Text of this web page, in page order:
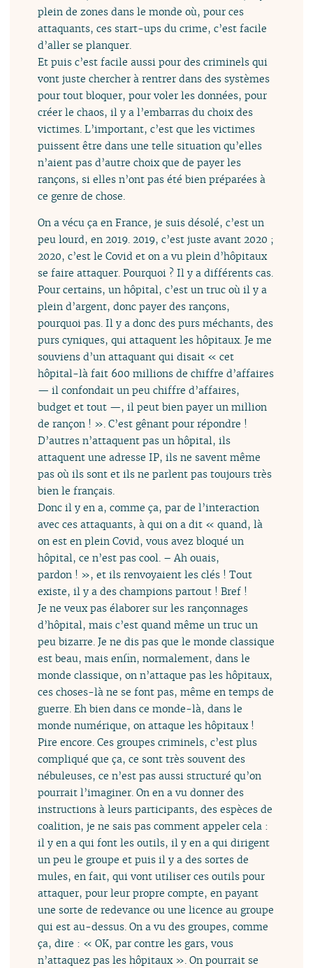
plein de zones dans le monde où, pour ces
attaquants, ces start-ups du crime, c’est facile
d’aller se planquer.
Et puis c’est facile aussi pour des criminels qui
vont juste chercher à rentrer dans des systèmes
pour tout bloquer, pour voler les données, pour
créer le chaos, il y a l’embarras du choix des
victimes. L’important, c’est que les victimes
puissent être dans une telle situation qu’elles
n’aient pas d’autre choix que de payer les
rançons, si elles n’ont pas été bien préparées à
ce genre de chose.
On a vécu ça en France, je suis désolé, c’est un
peu lourd, en 2019. 2019, c’est juste avant 2020 ;
2020, c’est le Covid et on a vu plein d’hôpitaux
se faire attaquer. Pourquoi ? Il y a différents cas.
Pour certains, un hôpital, c’est un truc où il y a
plein d’argent, donc payer des rançons,
pourquoi pas. Il y a donc des purs méchants, des
purs cyniques, qui attaquent les hôpitaux. Je me
souviens d’un attaquant qui disait « cet
hôpital-là fait 600 millions de chiffre d’affaires
— il confondait un peu chiffre d’affaires,
budget et tout —, il peut bien payer un million
de rançon ! ». C’est gênant pour répondre !
D’autres n’attaquent pas un hôpital, ils
attaquent une adresse IP, ils ne savent même
pas où ils sont et ils ne parlent pas toujours très
bien le français.
Donc il y en a, comme ça, par de l’interaction
avec ces attaquants, à qui on a dit « quand, là
on est en plein Covid, vous avez bloqué un
hôpital, ce n’est pas cool. – Ah ouais,
pardon ! », et ils renvoyaient les clés ! Tout
existe, il y a des champions partout ! Bref !
Je ne veux pas élaborer sur les rançonnages
d’hôpital, mais c’est quand même un truc un
peu bizarre. Je ne dis pas que le monde classique
est beau, mais enfin, normalement, dans le
monde classique, on n’attaque pas les hôpitaux,
ces choses-là ne se font pas, même en temps de
guerre. Eh bien dans ce monde-là, dans le
monde numérique, on attaque les hôpitaux !
Pire encore. Ces groupes criminels, c’est plus
compliqué que ça, ce sont très souvent des
nébuleuses, ce n’est pas aussi structuré qu’on
pourrait l’imaginer. On en a vu donner des
instructions à leurs participants, des espèces de
coalition, je ne sais pas comment appeler cela :
il y en a qui font les outils, il y en a qui dirigent
un peu le groupe et puis il y a des sortes de
mules, en fait, qui vont utiliser ces outils pour
attaquer, pour leur propre compte, en payant
une sorte de redevance ou une licence au groupe
qui est au-dessus. On a vu des groupes, comme
ça, dire : « OK, par contre les gars, vous
n’attaquez pas les hôpitaux ». On pourrait se